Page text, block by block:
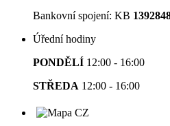
Bankovní spojení: KB
Úřední hodiny
PONDĚLÍ 12:00 - 16:00
STŘEDA 12:00 - 16:00